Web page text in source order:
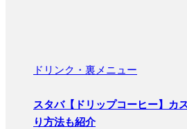
ドリンク・裏メニュー
スタバ【ドリップコーヒー】カ
り方法も紹介